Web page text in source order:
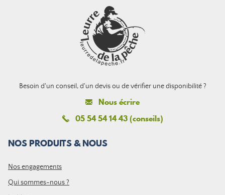
Besoin d'un conseil, d'un devis ou de vérifier une disponibilité ?
Nous écrire
05 54 54 14 43 (conseils)
NOS PRODUITS & NOUS
Nos engagements
Qui sommes-nous ?